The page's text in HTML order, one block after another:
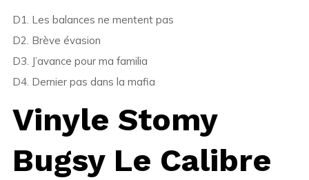
D1. Les balances ne mentent pas
D2. Brève évasion
D3. J’avance pour ma familia
D4. Dernier pas dans la mafia
Vinyle Stomy
Bugsy Le Calibre